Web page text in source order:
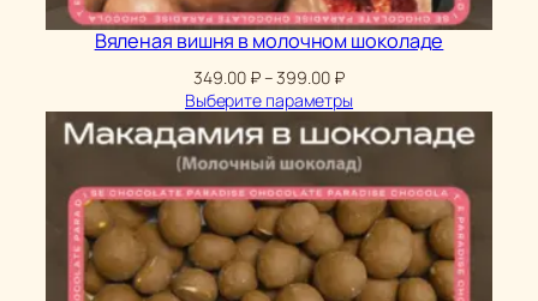
Вяленая вишня в молочном шоколаде
349.00 ₽–399.00 ₽Диапазон
цен:
349.00 ₽
–
399.00 ₽
Выберите параметры